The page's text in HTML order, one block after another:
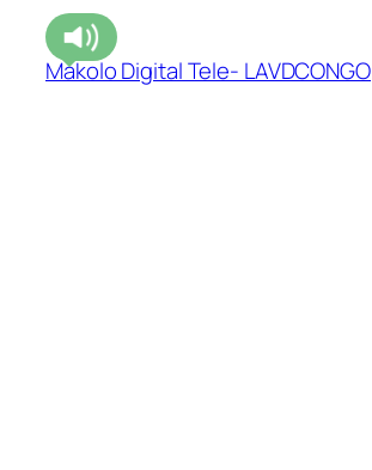
Makolo Digital Tele- LAVDCONGO